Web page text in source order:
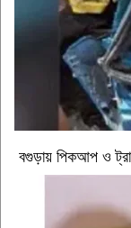
বগুড়ায় পিকআপ ও